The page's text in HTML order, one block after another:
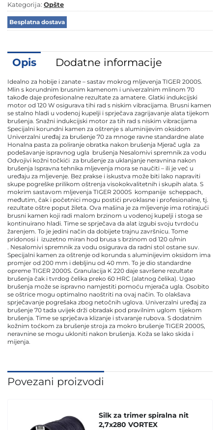
Kategorija: Opšte
Besplatna dostava
Opis Dodatne informacije
Idealno za hobije i zanate – sastav mokrog mljevenja TIGER 2000S.
Mlin s korundnim brusnim kamenom i univerzalnim mlinom 70
takođe daje profesionalne rezultate za amatere. Glatki indukcijski
motor od 120 W osigurava tihi rad s niskim vibracijama. Brusni kamen
se stalno hladi u vodenoj kupelji i sprječava zagrijavanje alata tijekom
brušenja. Snažni indukcijski motor za tih rad s niskim vibracijama
Specijalni korundni kamen za oštrenje s aluminijevim oksidom
Univerzalni uređaj za brušenje 70 za mnoge ravne standardne alate
Honalna pasta za poliranje obratka nakon brušenja Mjerač ugla za
podešavanje ispravnog ugla brušenja Nesalomivi spremnik za vodu
Odvojivi kožni točkići za brušenje za uklanjanje neravnina nakon
brušenja Ispravna tehnika mljevenja mora se naučiti – ili je već u
uređaju za mljevenje. Bez prakse i iskustva može biti lako napraviti
skupe pogreške prilikom oštrenja visokokvalitetnih i skupih alata. S
mokrim sastavom mljevenja TIGER 2000S kompanije scheppach,
međutim, čak i početnici mogu postići prvoklasne i profesionalne, tj.
rezultate oštre poput žileta. Ova mašina je za mljevenje ima rotirajući
brusni kamen koji radi malom brzinom u vodenoj kupelji i stoga se
kontinuirano hladi. Time se sprječava da alat izgubi svoju tvrdoću
žarenjem. To je jedini način da dobijete trajnu završnicu. Tome
pridonosi i izuzetno miran hod brusa s brzinom od 120 o/min
. Nesalomivi spremnik za vodu osigurava da radni stol ostane suv.
Specijalni kamen za oštrenje od korunda s aluminijevim oksidom ima
promjer od 200 mm i debljinu od 40 mm. To je dio standardne
opreme TIGER 2000S. Granulacija K 220 daje savršene rezultate
brušenja čak i tvrdog čelika preko 60 HRC (alatnog čelika). Ugao
brušenja može se ispravno namjestiti pomoću mjerača ugla. Osobito
se oštrice mogu optimalno naoštriti na ovaj način. To olakšava
sprječavanje pogrešaka zbog netočnih uglova. Univerzalni uređaj za
brušenje 70 tada uvijek drži obradak pod pravilnim uglom tijekom
brušenja. Time se sprječava klizanje i stvaranje rubova. S dodatnim
kožnim toćkom za brušenje stroja za mokro brušenje TIGER 2000S,
neravnine se mogu ukloniti nakon brušenja. Koža se lako skida i
mijenja.
Povezani proizvodi
Silk za trimer spiralna nit
2,7x280 VORTEX